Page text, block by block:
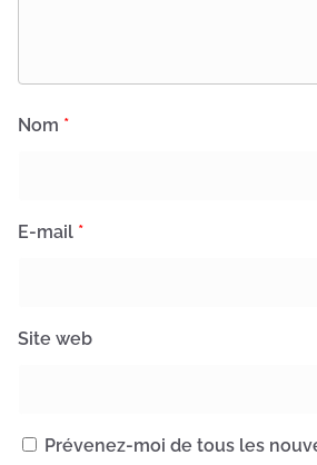
Nom *
E-mail *
Site web
Prévenez-moi de tous les